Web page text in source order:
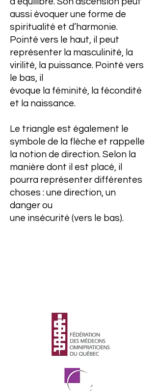
aussi évoquer une forme de
spiritualité et d’harmonie.
Pointé vers le haut, il peut
représenter la masculinité, la
virilité, la puissance. Pointé vers
le bas, il
évoque la féminité, la fécondité
et la naissance.
Le triangle est également le
symbole de la flèche et rappelle
la notion de direction. Selon la
manière dont il est placé, il
pourra représenter différentes
choses : une direction, un
danger ou
une insécurité (vers le bas).